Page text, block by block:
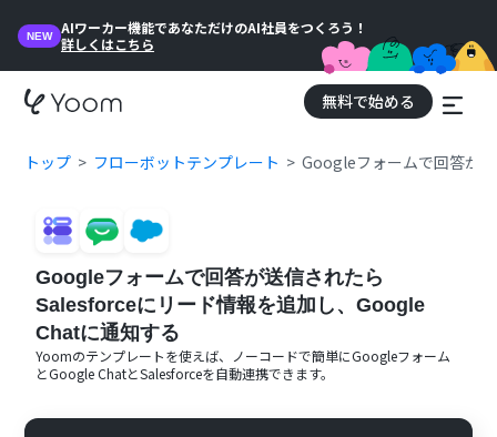
NEW
AIワーカー機能であなただけのAI社員をつくろう！
詳しくはこちら
無料で始める
トップ フローボットテンプレート Googleフォームで回答が
Googleフォームで回答が送信されたら
Salesforceにリード情報を追加し、Google
Chatに通知する
Yoomのテンプレートを使えば、ノーコードで簡単にGoogleフォーム
とGoogle ChatとSalesforceを自動連携できます。